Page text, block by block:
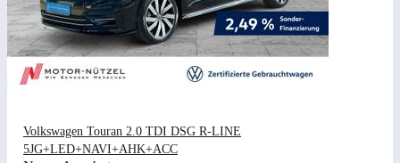
Volkswagen Touran 2.0 TDI DSG R-LINE
5JG+LED+NAVI+AHK+ACC